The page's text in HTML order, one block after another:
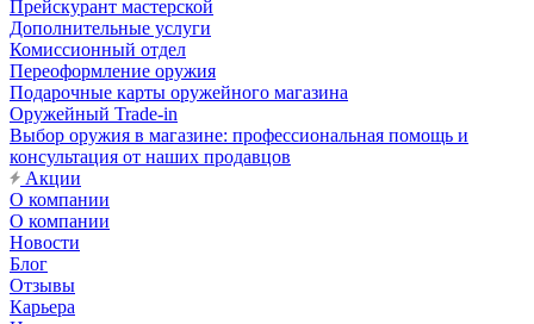
Прейскурант мастерской
Дополнительные услуги
Комиссионный отдел
Переоформление оружия
Подарочные карты оружейного магазина
Оружейный Trade-in
Выбор оружия в магазине: профессиональная помощь и
консультация от наших продавцов
Акции
О компании
О компании
Новости
Блог
Отзывы
Карьера